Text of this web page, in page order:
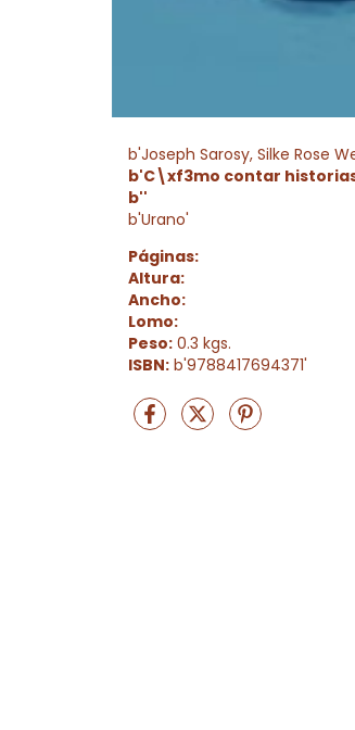
b'Joseph Sarosy, Silke Rose
b'C\xf3mo contar
b''
b'Urano'
Páginas:
Altura:
Ancho:
Lomo:
Peso: 0.3 kgs.
ISBN: b'9788417694371'